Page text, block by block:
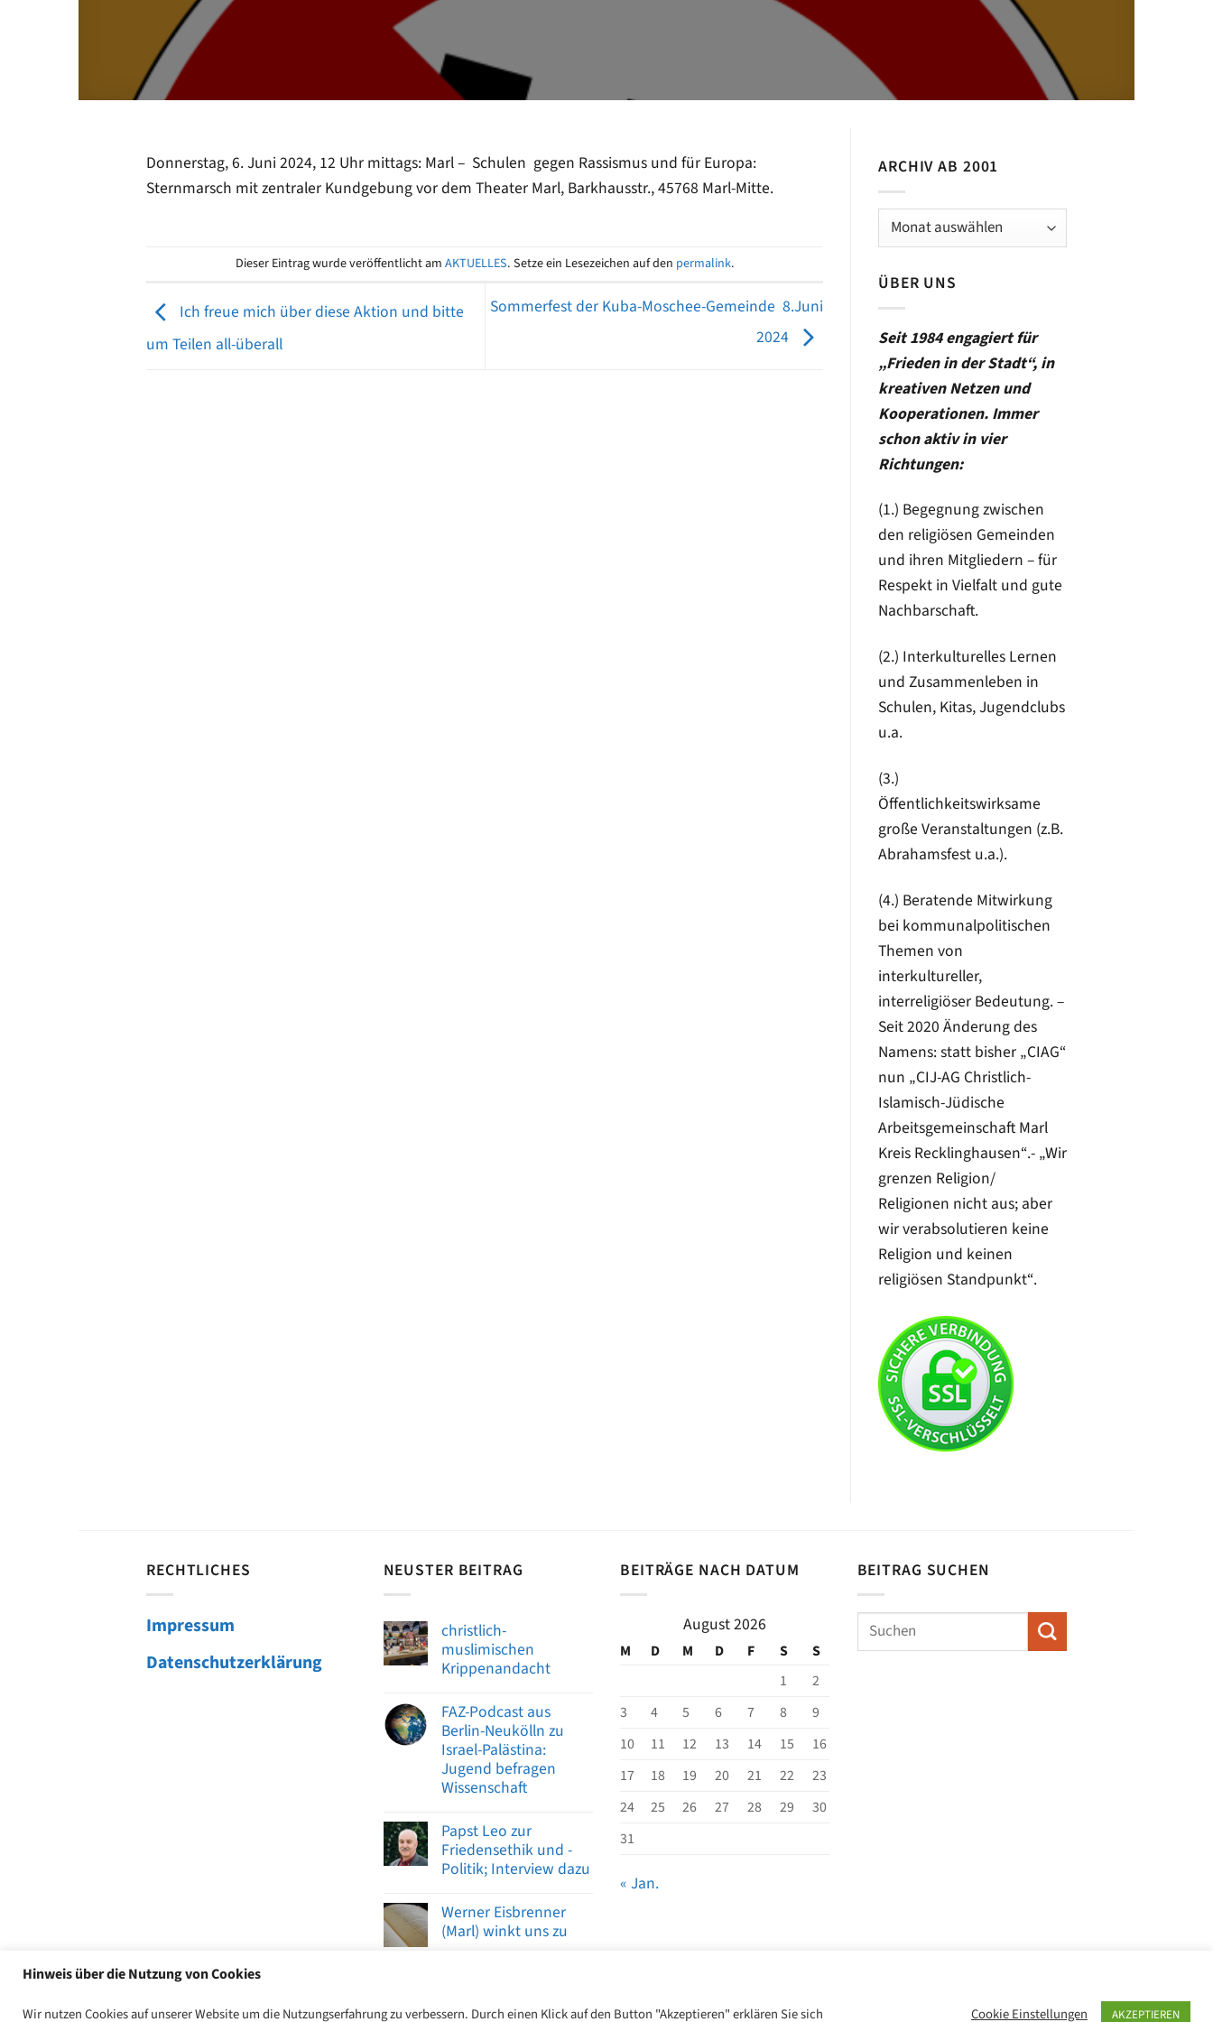
Donnerstag, 6. Juni 2024, 12 Uhr mittags: Marl – Schulen gegen Rassismus und für Europa:
Sternmarsch mit zentraler Kundgebung vor dem Theater Marl, Barkhausstr., 45768 Marl-Mitte.
Dieser Eintrag wurde veröffentlicht am AKTUELLES. Setze ein Lesezeichen auf den permalink.
Ich freue mich über diese Aktion und bitte
um Teilen all-überall
Sommerfest der Kuba-Moschee-Gemeinde 8.Juni
2024
ARCHIV AB 2001
Archiv
ÜBER UNS
Seit 1984 engagiert für
„Frieden in der Stadt“, in
kreativen Netzen und
Kooperationen. Immer
schon aktiv in vier
Richtungen:
(1.) Begegnung zwischen
den religiösen Gemeinden
und ihren Mitgliedern – für
Respekt in Vielfalt und gute
Nachbarschaft.
(2.) Interkulturelles Lernen
und Zusammenleben in
Schulen, Kitas, Jugendclubs
u.a.
(3.)
Öffentlichkeitswirksame
große Veranstaltungen (z.B.
Abrahamsfest u.a.).
(4.) Beratende Mitwirkung
bei kommunalpolitischen
Themen von
interkultureller,
interreligiöser Bedeutung. –
Seit 2020 Änderung des
Namens: statt bisher „CIAG“
nun „CIJ-AG Christlich-
Islamisch-Jüdische
Arbeitsgemeinschaft Marl
Kreis Recklinghausen“.- „Wir
grenzen Religion/
Religionen nicht aus; aber
wir verabsolutieren keine
Religion und keinen
religiösen Standpunkt“.
RECHTLICHES
Impressum
Datenschutzerklärung
NEUSTER BEITRAG
christlich-
muslimischen
Krippenandacht
FAZ-Podcast aus
Berlin-Neukölln zu
Israel-Palästina:
Jugend befragen
Wissenschaft
Papst Leo zur
Friedensethik und -
Politik; Interview dazu
Werner Eisbrenner
(Marl) winkt uns zu
BEITRÄGE NACH DATUM
August 2026
M D M D F S
S
1
2
3
4 5 6 7 8
9
10
11 12 13 14 15
16
17
18 19 20 21 22
23
24
25 26 27 28 29
30
31
« Jan.
BEITRAG SUCHEN
Hinweis über die Nutzung von Cookies
Wir nutzen Cookies auf unserer Website um die Nutzungserfahrung zu verbessern. Durch einen Klick auf den Button "Akzeptieren" erklären Sie sich
Cookie Einstellungen AKZEPTIEREN